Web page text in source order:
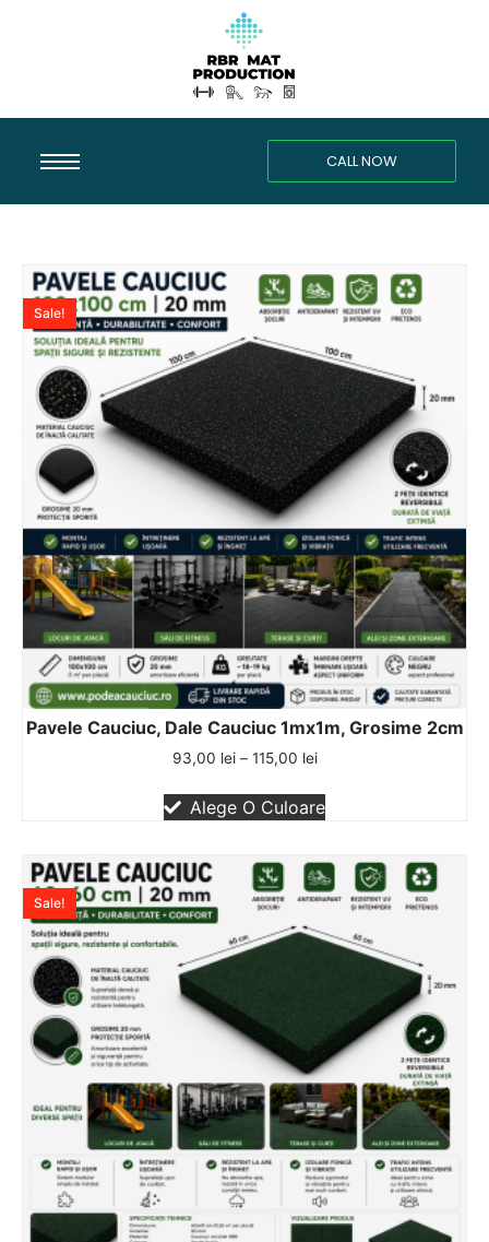
CALL NOW
Sale!
Pavele Cauciuc, Dale Cauciuc 1mx1m, Grosime 2cm
93,00 lei – 115,00 lei
Alege O Culoare
Sale!